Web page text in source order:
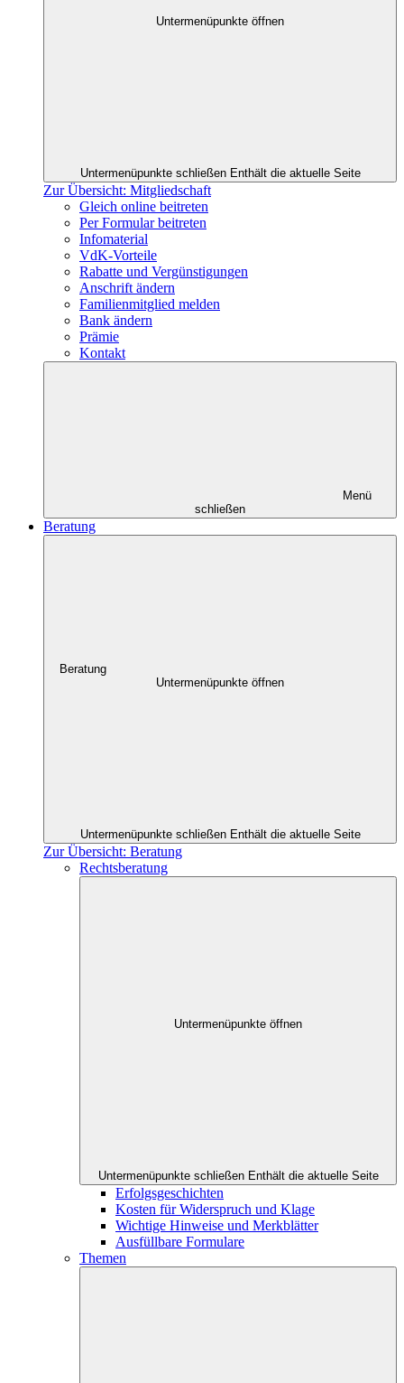
Untermenüpunkte öffnen
Untermenüpunkte schließen Enthält die aktuelle Seite
Zur Übersicht: Mitgliedschaft
Gleich online beitreten
Per Formular beitreten
Infomaterial
VdK-Vorteile
Rabatte und Vergünstigungen
Anschrift ändern
Familienmitglied melden
Bank ändern
Prämie
Kontakt
Menü
schließen
Beratung
Beratung
Untermenüpunkte öffnen
Untermenüpunkte schließen Enthält die aktuelle Seite
Zur Übersicht: Beratung
Rechtsberatung
Untermenüpunkte öffnen
Untermenüpunkte schließen Enthält die aktuelle Seite
Erfolgsgeschichten
Kosten für Widerspruch und Klage
Wichtige Hinweise und Merkblätter
Ausfüllbare Formulare
Themen